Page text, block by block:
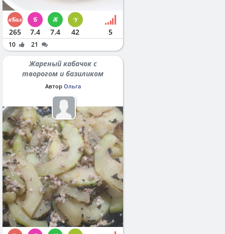
265 7.4 7.4 42 5
10 21
Жареный кабачок с
творогом и базиликом
Автор Ольга